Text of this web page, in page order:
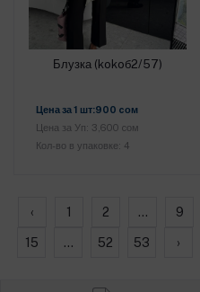
Блузка (kokoб2/57)
Цена за 1 шт:900 cом
Цена за Уп: 3,600 cом
Кол-во в упаковке: 4
‹ 1 2 ... 9
15 ... 52 53 ›